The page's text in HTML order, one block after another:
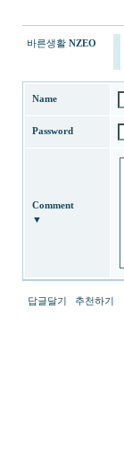
m.woao50.com
블
racingbest
시
알
입
워
바른생활 NZEO
Name
Password
Comment
▼
답글달기 추천하기